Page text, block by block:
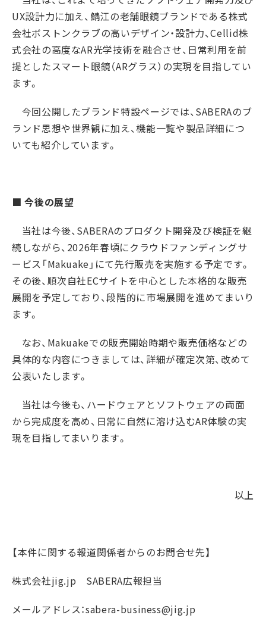
UX設計力に加え、鯖江の老舗眼鏡ブランドである株式
会社ボストンクラブの高いデザイン・設計力、Cellid株
式会社の高度なAR光学技術を融合させ、日常利用を前
提としたスマート眼鏡（ARグラス）の実現を目指してい
ます。
今回公開したブランド特設ページでは、SABERAのブ
ランド思想や世界観に加え、機能一覧や製品詳細につ
いても紹介しています。
■ 今後の展望
当社は今後、SABERAのプロダクト開発及び検証を継
続しながら、 2026年春頃にクラウドファンディングサ
ービス「Makuake 」にて先行販売を実施する予定です。
その後、順次自社ECサイトを中心とした本格的な販売
展開を予定しており、段階的に市場展開を進めてまいり
ます。
なお、 Makuakeでの販売開始時期や販売価格などの
具体的な内容につきましては、詳細が確定次第、改めて
公表いたします。
当社は今後も、ハードウェアとソフトウェアの両面
から完成度を高め、日常に自然に溶け込むAR体験の実
現を目指してまいります。
以上
【本件に関する報道関係者からのお問合せ先】
株式会社jig.jp SABERA広報担当
メールアドレス：sabera-business@jig.jp